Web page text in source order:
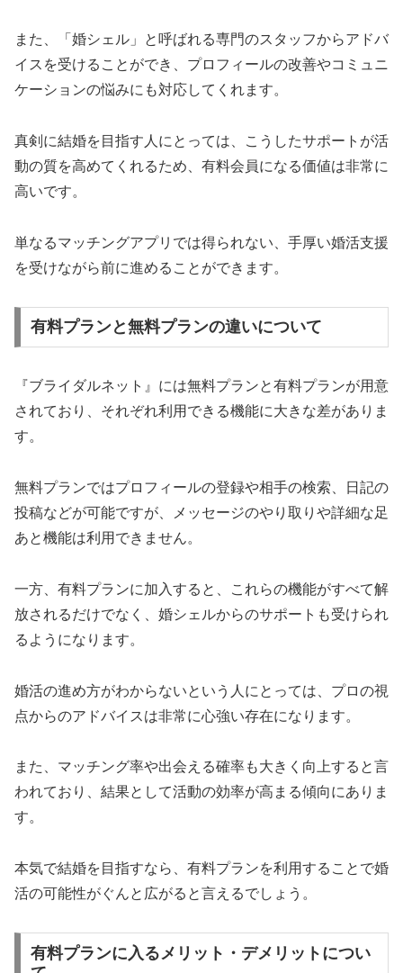
また、「婚シェル」と呼ばれる専門のスタッフからアドバ
イスを受けることができ、プロフィールの改善やコミュニ
ケーションの悩みにも対応してくれます。
真剣に結婚を目指す人にとっては、こうしたサポートが活
動の質を高めてくれるため、有料会員になる価値は非常に
高いです。
単なるマッチングアプリでは得られない、手厚い婚活支援
を受けながら前に進めることができます。
有料プランと無料プランの違いについて
『ブライダルネット』には無料プランと有料プランが用意
されており、それぞれ利用できる機能に大きな差がありま
す。
無料プランではプロフィールの登録や相手の検索、日記の
投稿などが可能ですが、メッセージのやり取りや詳細な足
あと機能は利用できません。
一方、有料プランに加入すると、これらの機能がすべて解
放されるだけでなく、婚シェルからのサポートも受けられ
るようになります。
婚活の進め方がわからないという人にとっては、プロの視
点からのアドバイスは非常に心強い存在になります。
また、マッチング率や出会える確率も大きく向上すると言
われており、結果として活動の効率が高まる傾向にありま
す。
本気で結婚を目指すなら、有料プランを利用することで婚
活の可能性がぐんと広がると言えるでしょう。
有料プランに入るメリット・デメリットについ